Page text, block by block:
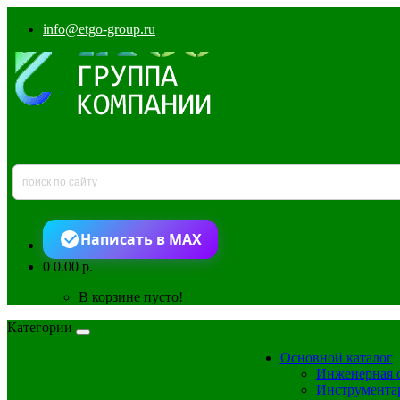
info@etgo-group.ru
Написать в MAX
00.00 р.
В корзине пусто!
Категории
Основной каталог
Инженерная